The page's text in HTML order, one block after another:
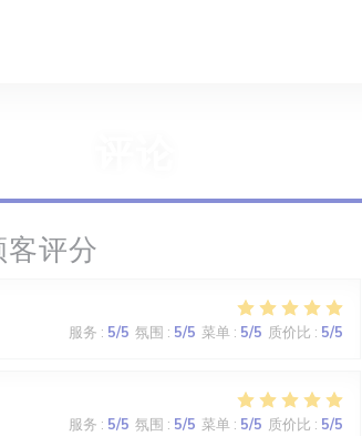
客评分
服务 : 5/5 氛围 : 5/5 菜单: 5/5 质价比 : 5/5
服务 : 5/5 氛围 : 5/5 菜单: 5/5 质价比 : 5/5